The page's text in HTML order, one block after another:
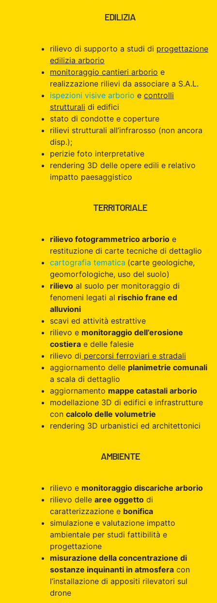
EDILIZIA
rilievo di supporto a studi di progettazione
edilizia arborio
monitoraggio cantieri arborio e
realizzazione rilievi da associare a S.A.L.
ispezioni visive arborio e controlli
strutturali di edifici
stato di condotte e coperture
rilievi strutturali all’infrarosso (non ancora
disp.);
perizie foto interpretative
rendering 3D delle opere edili e relativo
impatto paesaggistico
TERRITORIALE
rilievo fotogrammetrico arborio e
restituzione di carte tecniche di dettaglio
cartografia tematica (carte geologiche,
geomorfologiche, uso del suolo)
rilievo al suolo per monitoraggio di
fenomeni legati al rischio frane ed
alluvioni
scavi ed attività estrattive
rilievo e monitoraggio dell’erosione
costiera e delle falesie
rilievo di percorsi ferroviari e stradali
aggiornamento delle planimetrie comunali
a scala di dettaglio
aggiornamento mappe catastali arborio
modellazione 3D di edifici e infrastrutture
con calcolo delle volumetrie
rendering 3D urbanistici ed architettonici
AMBIENTE
rilievo e monitoraggio discariche arborio
rilievo delle aree oggetto di
caratterizzazione e bonifica
simulazione e valutazione impatto
ambientale per studi fattibilità e
progettazione
misurazione della concentrazione di
sostanze inquinanti in atmosfera con
l’installazione di appositi rilevatori sul
drone